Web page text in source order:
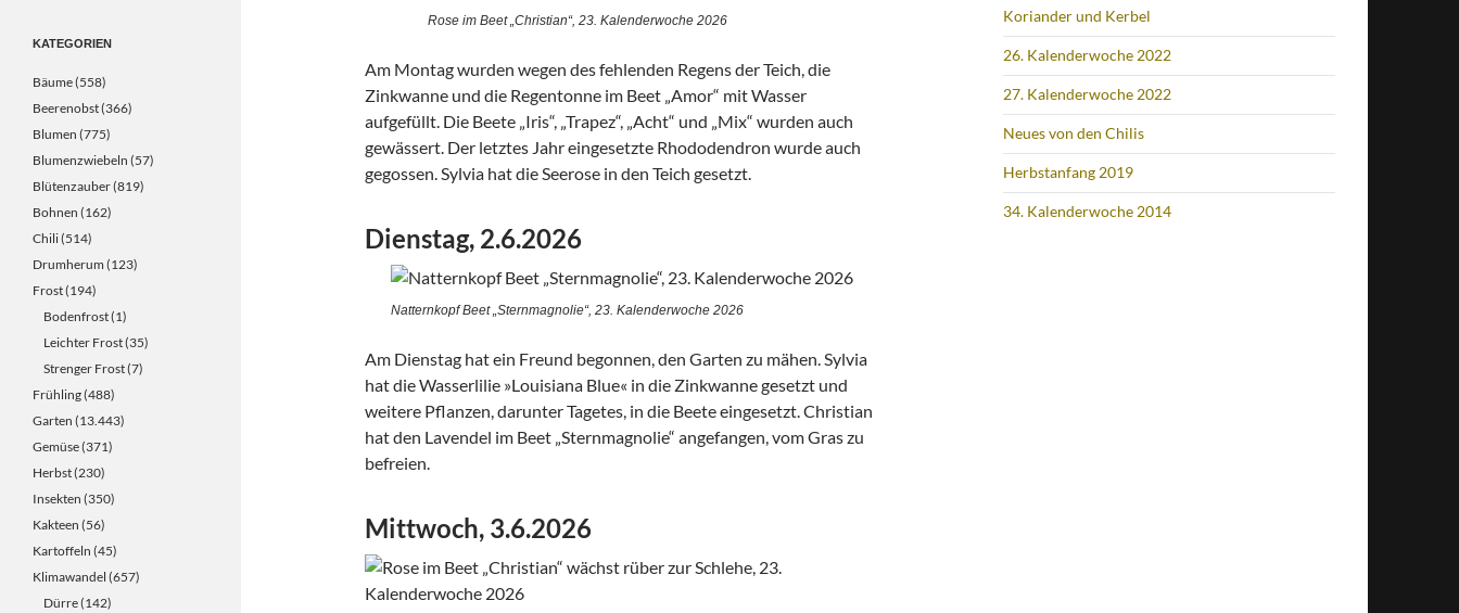
Rose im Beet „Christian“, 23. Kalenderwoche 2026
Am Montag wurden wegen des fehlenden Regens der Teich, die
Zinkwanne und die Regentonne im Beet „Amor“ mit Wasser
aufgefüllt. Die Beete „Iris“, „Trapez“, „Acht“ und „Mix“ wurden auch
gewässert. Der letztes Jahr eingesetzte Rhododendron wurde auch
gegossen. Sylvia hat die Seerose in den Teich gesetzt.
Dienstag, 2.6.2026
Natternkopf Beet „Sternmagnolie“, 23. Kalenderwoche 2026
Am Dienstag hat ein Freund begonnen, den Garten zu mähen. Sylvia
hat die Wasserlilie »Louisiana Blue« in die Zinkwanne gesetzt und
weitere Pflanzen, darunter Tagetes, in die Beete eingesetzt. Christian
hat den Lavendel im Beet „Sternmagnolie“ angefangen, vom Gras zu
befreien.
Mittwoch, 3.6.2026
Koriander und Kerbel
26. Kalenderwoche 2022
27. Kalenderwoche 2022
Neues von den Chilis
Herbstanfang 2019
34. Kalenderwoche 2014
KATEGORIEN
Bäume(558)
Beerenobst(366)
Blumen (775)
Blumenzwiebeln (57)
Blütenzauber(819)
Bohnen (162)
Chili(514)
Drumherum (123)
Frost(194)
Bodenfrost(1)
Leichter Frost(35)
Strenger Frost(7)
Frühling(488)
Garten (13.443)
Gemüse(371)
Herbst(230)
Insekten (350)
Kakteen (56)
Kartoffeln (45)
Klimawandel (657)
Dürre(142)